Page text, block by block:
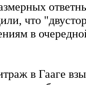
что
в
в Гааге